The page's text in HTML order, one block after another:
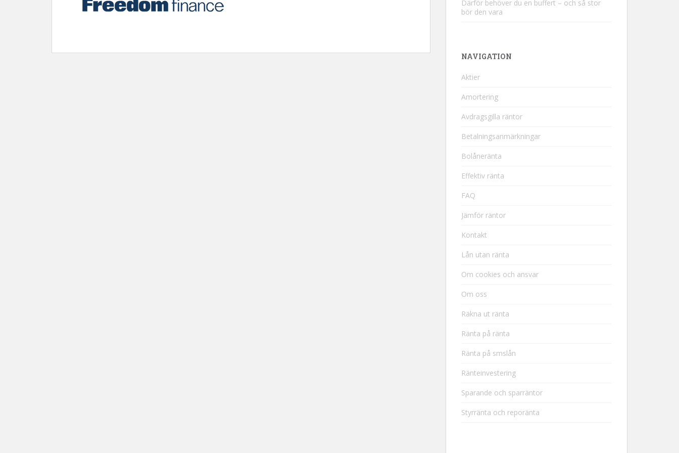
Därför behöver du en buffert – och så stor
bör den vara
NAVIGATION
Aktier
Amortering
Avdragsgilla räntor
Betalningsanmärkningar
Bolåneränta
Effektiv ränta
FAQ
Jämför räntor
Kontakt
Lån utan ränta
Om cookies och ansvar
Om oss
Räkna ut ränta
Ränta på ränta
Ränta på smslån
Ränteinvestering
Sparande och sparräntor
Styrränta och reporänta